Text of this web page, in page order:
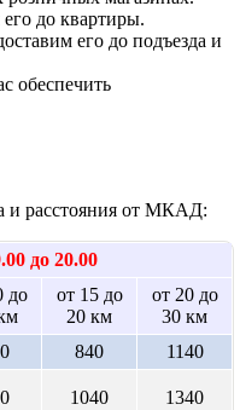
до квартиры.
его до подъезда и
обеспечить
и расстояния от МКАД:
до 20.00
до
от 15 до
20 км
от 20 до
30 км
840
1140
1040 1340